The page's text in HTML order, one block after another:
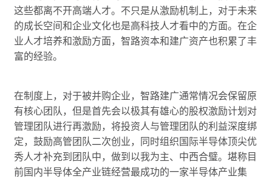
这些都离不开高端人才。不只是从激励机制上，对于未来
的成长空间和企业文化也是高科技人才看中的方面。在企
业人才培养和激励方面，智路资本和建广资产也积累了丰
富的经验。
在制度上，对于被并购企业，智路建广通常情况会保留原
有核心团队，但是首先会以极其有雄心的股权激励计划对
管理团队进行再激励，将投资人与管理团队的利益深度绑
定，鼓励高管团队二次创业，同时组织国际半导体顶尖优
秀人才补充到团队中，做到以我为主、中西合璧。堪称目
前国内半导体全产业链经营最成功的一家半导体产业集